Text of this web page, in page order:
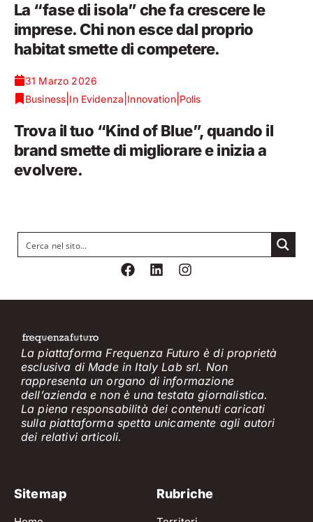
La “fase di isola” che fa crescere le
imprese. Chi non esce dal proprio
habitat smette di competere.
31 Marzo 2026
Business In Evidenza Innovation| Polis
Trova il tuo “Kind of Blue”, quando il
brand smette di migliorare e inizia a
evolvere.
La piattaforma Frequenza Futuro è di proprietà
esclusiva di Made in Italy Lab srl. Non
rappresenta un organo di informazione
dell’azienda e non è una testata giornalistica.
La piena responsabilità dei contenuti caricati
sulla piattaforma spetta unicamente agli autori
dei relativiarticoli.
Sitemap Rubriche